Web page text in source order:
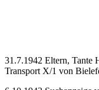
31.7.1942 Eltern, Tante
Transport X/1 von